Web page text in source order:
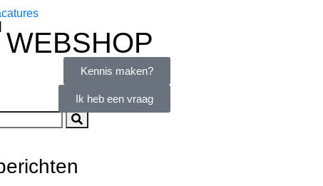
Kennis maken?
Ik heb een vraag